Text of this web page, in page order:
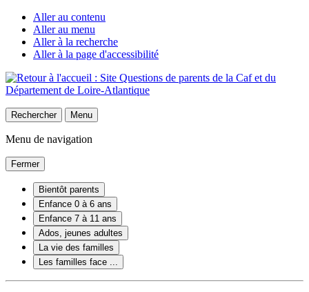
Aller au contenu
Aller au menu
Aller à la recherche
Aller à la page d'accessibilité
Rechercher Menu
Menu de navigation
Fermer
Bientôt parents
Enfance 0 à 6 ans
Enfance 7 à 11 ans
Ados, jeunes adultes
La vie des familles
Les familles face ...